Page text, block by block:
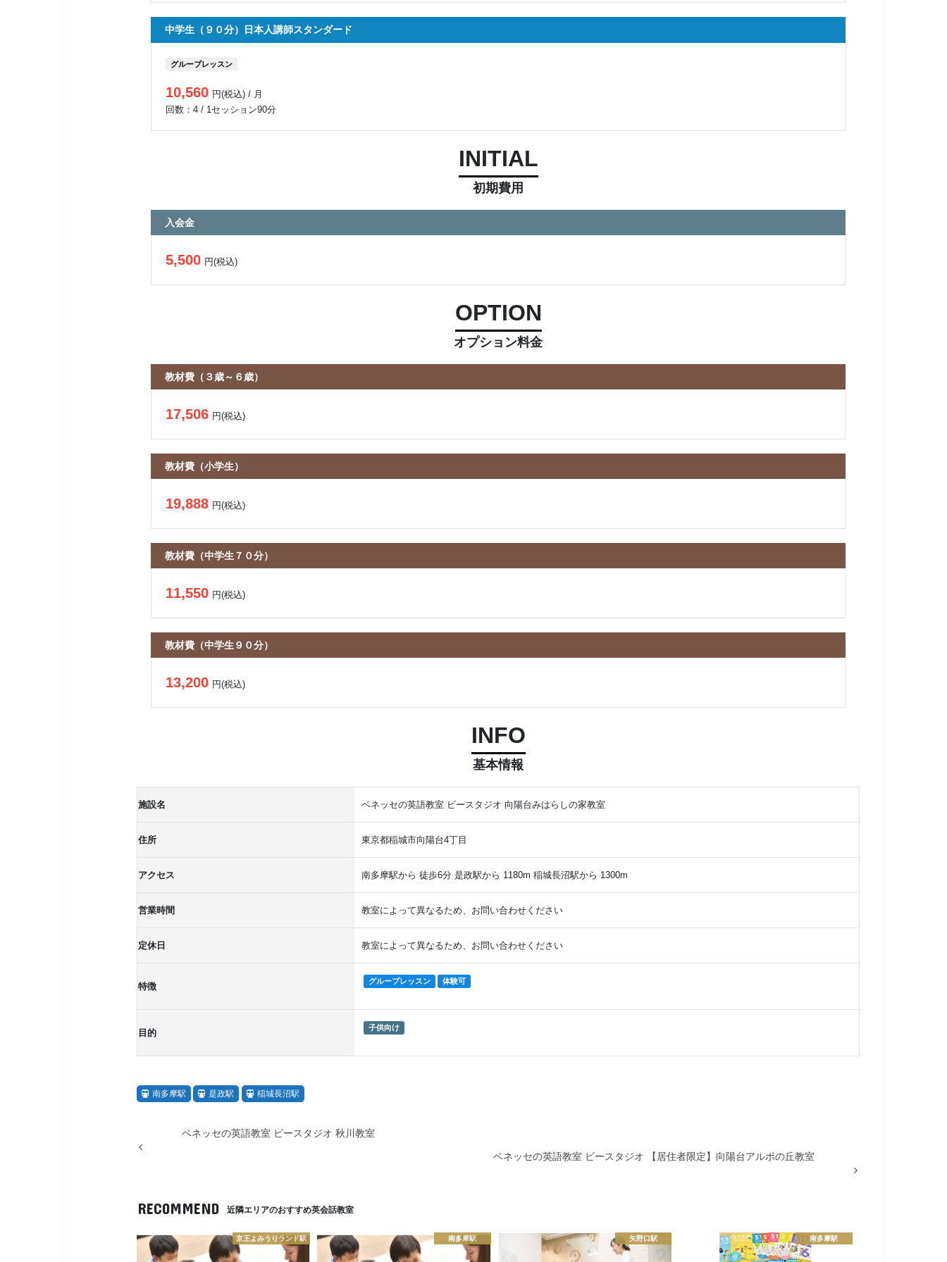
中学生（９０分）日本人講師スタンダード
グループレッスン
10,560 円(税込) / 月
回数：4 / 1セッション90分
INITIAL
初期費用
入会金
5,500 円(税込)
OPTION
オプション料金
教材費（３歳～６歳）
17,506 円(税込)
教材費（小学生）
19,888 円(税込)
教材費（中学生７０分）
11,550 円(税込)
教材費（中学生９０分）
13,200 円(税込)
INFO
基本情報
施設名 ベネッセの英語教室 ビースタジオ 向陽台みはらしの家教室
住所 東京都稲城市向陽台4丁目
アクセス 南多摩駅から 徒歩6分 是政駅から 1180m 稲城長沼駅から 1300m
営業時間 教室によって異なるため、お問い合わせください
定休日 教室によって異なるため、お問い合わせください
特徴 グループレッスン 体験可
目的 子供向け
南多摩駅 是政駅 稲城長沼駅
ベネッセの英語教室 ビースタジオ 秋川教室
ベネッセの英語教室 ビースタジオ 【居住者限定】向陽台アルボの丘教室
RECOMMEND 近隣エリアのおすすめ英会話教室
京王よみうりランド駅 南多摩駅 矢野口駅 南多摩駅